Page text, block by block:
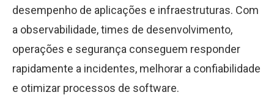
desempenho de aplicações e infraestruturas. Com
a observabilidade, times de desenvolvimento,
operações e segurança conseguem responder
rapidamente a incidentes, melhorar a confiabilidade
e otimizar processos de software.